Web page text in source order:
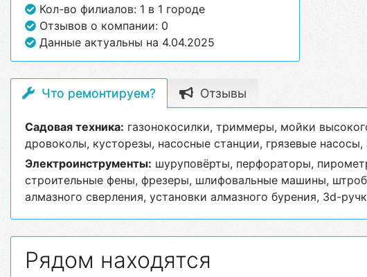
Кол-во филиалов: 1 в 1 городе
Отзывов о компании: 0
Данные актуальны на 4.04.2025
Что ремонтируем? Отзывы
Садовая техника: газонокосилки, триммеры, мойки
дровоколы, кусторезы, насосные станции, грязевые
Электроинструменты: шуруповёрты, перфораторы,
строительные фены, фрезеры, шлифовальные машины,
алмазного сверления, установки алмазного бурения, 3d-
Рядом находятся